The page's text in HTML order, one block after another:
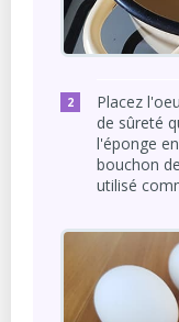
Placez
de sûreté
l'éponge
bouchon
utilisé